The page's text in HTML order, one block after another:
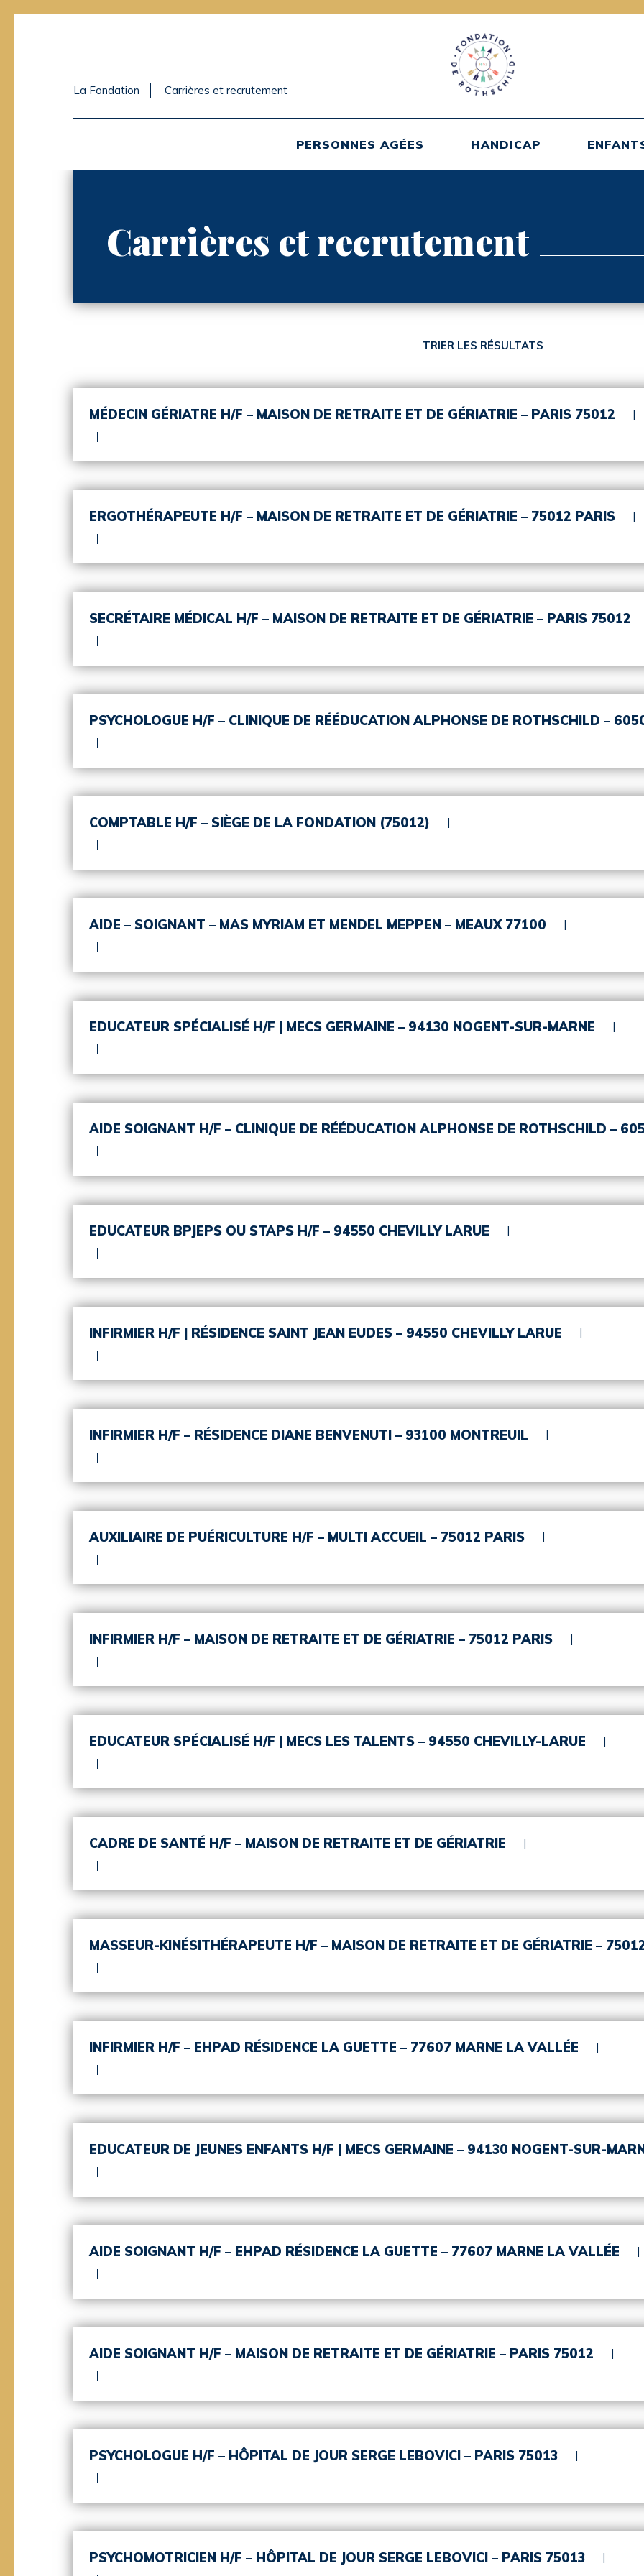
La Fondation Carrières et recrutement
PERSONNES AGÉES HANDICAP
Carrières et recrutement
TRIER LES RÉSULTATS
MÉDECIN GÉRIATRE H/F – MAISON DE RETRAITE ET DE GÉRIATRIE – PARIS 75012
ERGOTHÉRAPEUTE H/F – MAISON DE RETRAITE ET DE GÉRIATRIE – 75012 PARIS
SECRÉTAIRE MÉDICAL H/F – MAISON DE RETRAITE ET DE GÉRIATRIE – PARIS 75012
PSYCHOLOGUE H/F – CLINIQUE DE RÉÉDUCATION ALPHONSE DE ROTHSCHILD –
COMPTABLE H/F – SIÈGE DE LA FONDATION (75012)
AIDE – SOIGNANT – MAS MYRIAM ET MENDEL MEPPEN – MEAUX 77100
EDUCATEUR SPÉCIALISÉ H/F | MECS GERMAINE – 94130 NOGENT-SUR-MARNE
AIDE SOIGNANT H/F – CLINIQUE DE RÉÉDUCATION ALPHONSE DE ROTHSCHILD –
EDUCATEUR BPJEPS OU STAPS H/F – 94550 CHEVILLY LARUE
INFIRMIER H/F | RÉSIDENCE SAINT JEAN EUDES – 94550 CHEVILLY LARUE
INFIRMIER H/F – RÉSIDENCE DIANE BENVENUTI – 93100 MONTREUIL
AUXILIAIRE DE PUÉRICULTURE H/F – MULTI ACCUEIL – 75012 PARIS
INFIRMIER H/F – MAISON DE RETRAITE ET DE GÉRIATRIE – 75012 PARIS
EDUCATEUR SPÉCIALISÉ H/F | MECS LES TALENTS – 94550 CHEVILLY-LARUE
CADRE DE SANTÉ H/F – MAISON DE RETRAITE ET DE GÉRIATRIE
MASSEUR-KINÉSITHÉRAPEUTE H/F – MAISON DE RETRAITE ET DE GÉRIATRIE –
INFIRMIER H/F – EHPAD RÉSIDENCE LA GUETTE – 77607 MARNE LA VALLÉE
EDUCATEUR DE JEUNES ENFANTS H/F | MECS GERMAINE – 94130 NOGENT-SUR-
AIDE SOIGNANT H/F – EHPAD RÉSIDENCE LA GUETTE – 77607 MARNE LA VALLÉE
AIDE SOIGNANT H/F – MAISON DE RETRAITE ET DE GÉRIATRIE – PARIS 75012
PSYCHOLOGUE H/F – HÔPITAL DE JOUR SERGE LEBOVICI – PARIS 75013
PSYCHOMOTRICIEN H/F – HÔPITAL DE JOUR SERGE LEBOVICI – PARIS 75013